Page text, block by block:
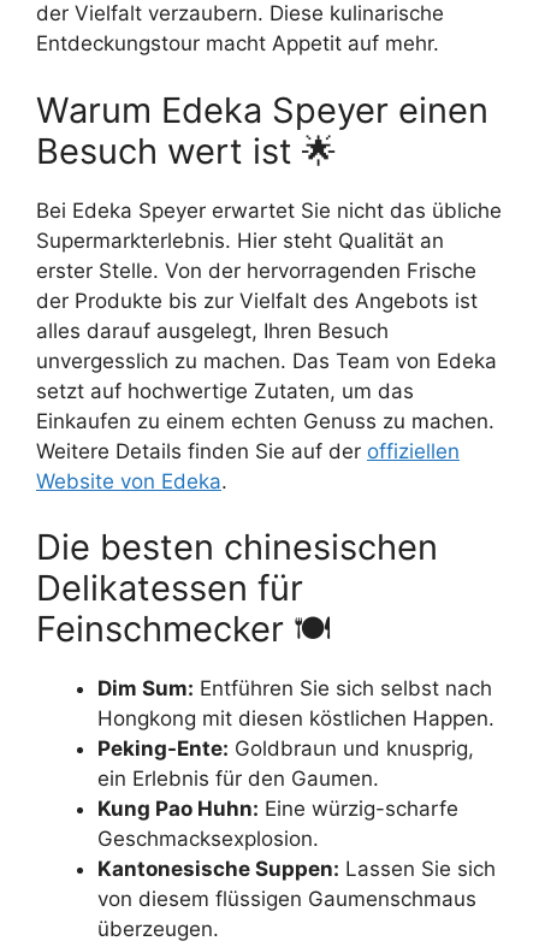
der Vielfalt verzaubern. Diese kulinarische
Entdeckungstour macht Appetit auf mehr.
Warum Edeka Speyer einen
Besuch wert ist 🌟
Bei Edeka Speyer erwartet Sie nicht das übliche
Supermarkterlebnis. Hier steht Qualität an
erster Stelle. Von der hervorragenden Frische
der Produkte bis zur Vielfalt des Angebots ist
alles darauf ausgelegt, Ihren Besuch
unvergesslich zu machen. Das Team von Edeka
setzt auf hochwertige Zutaten, um das
Einkaufen zu einem echten Genuss zu machen.
Weitere Details finden Sie auf der offiziellen
Website von Edeka.
Die besten chinesischen
Delikatessen für
Feinschmecker 🍽️
Dim Sum: Entführen Sie sich selbst nach
Hongkong mit diesen köstlichen Happen.
Peking-Ente: Goldbraun und knusprig,
ein Erlebnis für den Gaumen.
Kung Pao Huhn: Eine würzig-scharfe
Geschmacksexplosion.
Kantonesische Suppen: Lassen Sie sich
von diesem flüssigen Gaumenschmaus
überzeugen.